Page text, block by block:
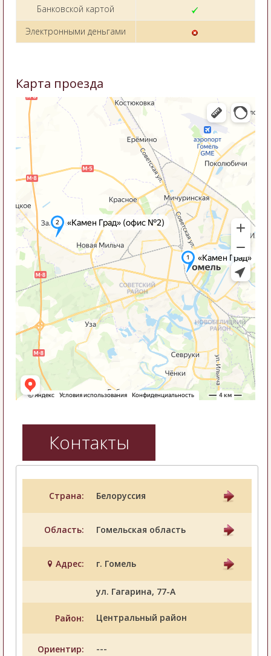
Банковской картой
Электронными деньгами
Карта проезда
Контакты
Страна: Белоруссия
Область: Гомельская область
Адрес: г. Гомель
ул. Гагарина, 77-А
Район: Центральный район
Ориентир: ---